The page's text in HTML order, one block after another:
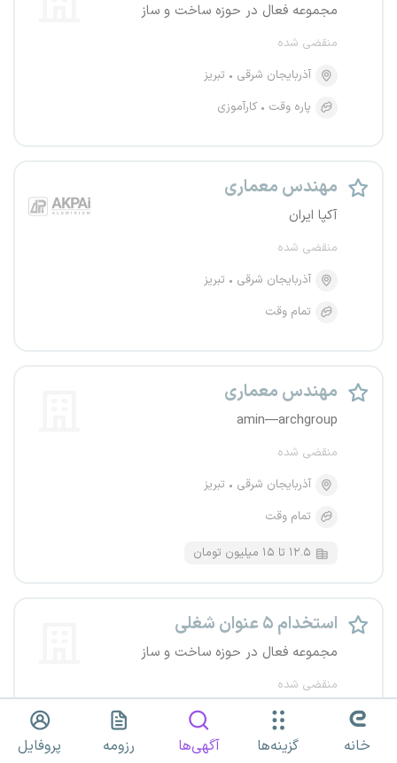
مجموعه فعال در حوزه ساخت و ساز
منقضی شده
آذربایجان شرقی
تبریز
پاره وقت
کارآموزی
مهندس معماری
آکپا ایران
منقضی شده
آذربایجان شرقی
تبریز
تمام وقت
مهندس معماری
amin—archgroup
منقضی شده
آذربایجان شرقی
تبریز
تمام وقت
۱۲.۵ تا ۱۵ میلیون تومان
استخدام ۵ عنوان شغلی
مجموعه فعال در حوزه ساخت و ساز
منقضی شده
کل کشور
تمام وقت
خانه گزینه‌ها آگهی‌ها رزومه پروفایل